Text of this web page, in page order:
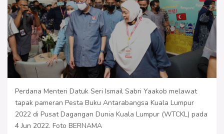
Perdana Menteri Datuk Seri Ismail Sabri Yaakob melawat
tapak pameran Pesta Buku Antarabangsa Kuala Lumpur
2022 di Pusat Dagangan Dunia Kuala Lumpur (WTCKL) pada
4 Jun 2022. Foto BERNAMA